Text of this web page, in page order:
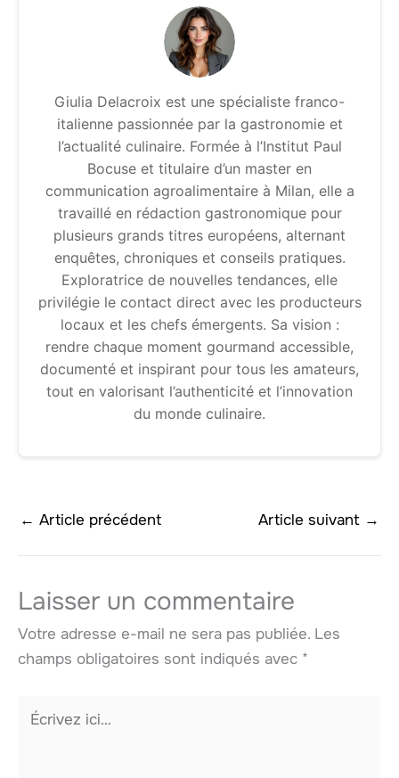
Giulia Delacroix est une spécialiste franco-
italienne passionnée par la gastronomie et
l’actualité culinaire. Formée à l’Institut Paul
Bocuse et titulaire d’un master en
communication agroalimentaire à Milan, elle a
travaillé en rédaction gastronomique pour
plusieurs grands titres européens, alternant
enquêtes, chroniques et conseils pratiques.
Exploratrice de nouvelles tendances, elle
privilégie le contact direct avec les producteurs
locaux et les chefs émergents. Sa vision :
rendre chaque moment gourmand accessible,
documenté et inspirant pour tous les amateurs,
tout en valorisant l’authenticité et l’innovation
du monde culinaire.
← Article précédent Article suivant →
Laisser un commentaire
Votre adresse e-mail ne sera pas publiée. Les
champs obligatoires sont indiqués avec *
Écrivez